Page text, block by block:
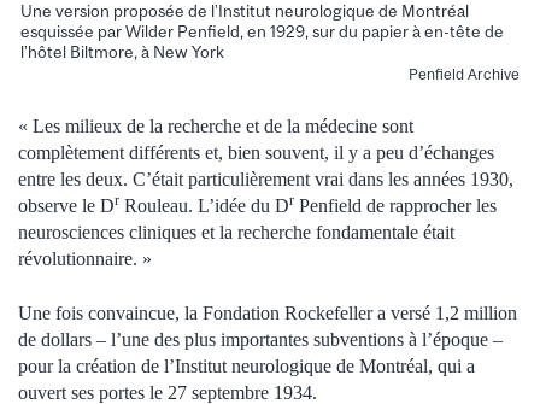
Une version proposée de l’Institut neurologique de Montréal
esquissée par Wilder Penfield, en 1929, sur du papier à en-tête de
l’hôtel Biltmore, à New York
Penfield Archive
« Les milieux de la recherche et de la médecine sont
complètement différents et, bien souvent, il y a peu d’échanges
entre les deux. C’était particulièrement vrai dans les années 1930,
observe le Dr Rouleau. L’idée du Dr Penfield de rapprocher les
neurosciences cliniques et la recherche fondamentale était
révolutionnaire. »
Une fois convaincue, la Fondation Rockefeller a versé 1,2 million
de dollars – l’une des plus importantes subventions à l’époque –
pour la création de l’Institut neurologique de Montréal, qui a
ouvert ses portes le 27 septembre 1934.